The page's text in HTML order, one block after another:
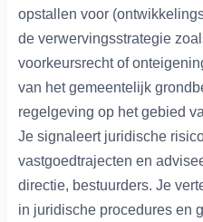
opstallen voor
de verwervingsstrategie
voorkeursrecht of
van het gemeentelijk
regelgeving op het gebied
Je signaleert juridische
vastgoedtrajecten en
directie, bestuurders. Je
in juridische procedures en